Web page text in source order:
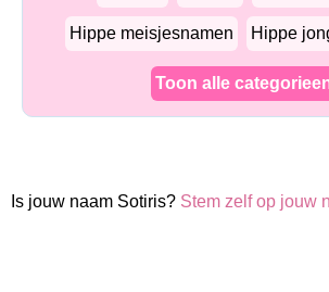
Hippe meisjesnamen Hippe
Toon alle
Is jouw naam Sotiris? Stem zelf op jouw